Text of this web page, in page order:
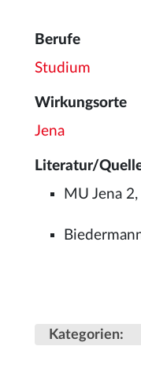
Berufe
Studium
Wirkungsorte
Jena
Literatur/
MU Jena 2,
Kategorien: